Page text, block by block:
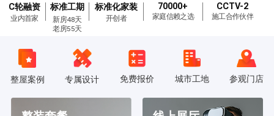
C轮融资
业内首家
标准工期
新房48天
老房55天
标准化家装
开创者
70000+
家庭信赖之选
CCTV-2
施工合作伙伴
整屋案例 专属设计 免费报价 城市工地 参观门店